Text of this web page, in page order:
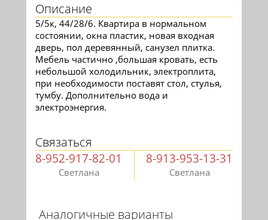
Описание
5/5к, 44/28/6. Квартира в нормальном
состоянии, окна пластик, новая входная
дверь, пол деревянный, санузел плитка.
Мебель частично ,большая кровать, есть
небольшой холодильник, электроплита,
при необходимости поставят стол, стулья,
тумбу. Дополнительно вода и
электроэнергия.
Связаться
8-952-917-82-01
Светлана
8-913-953-13-31
Светлана
Аналогичные варианты